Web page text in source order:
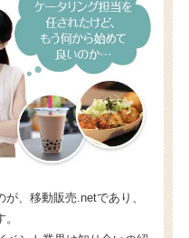
、移動販売.netであり、